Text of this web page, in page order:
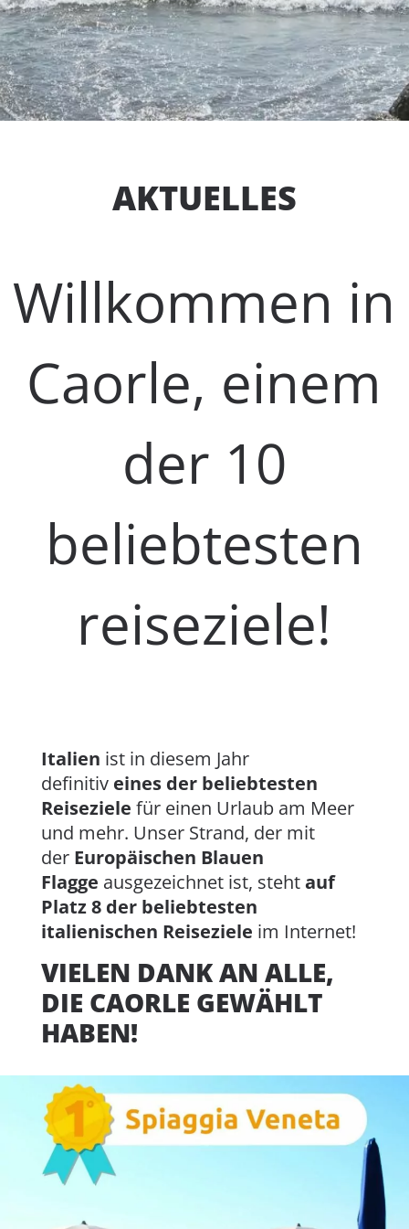
AKTUELLES
Willkommen in
Caorle, einem
der 10
beliebtesten
reiseziele!
Italien ist in diesem Jahr
definitiv eines der beliebtesten
Reiseziele für einen Urlaub am Meer
und mehr. Unser Strand, der mit
der Europäischen Blauen
Flagge ausgezeichnet ist, stehtauf
Platz 8 der beliebtesten
italienischen Reiseziele im Internet!
VIELEN DANK AN ALLE,
DIE CAORLE GEWÄHLT
HABEN!